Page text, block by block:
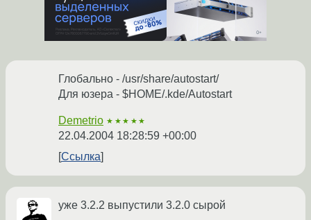
Глобально - /usr/share/autostart/
Для юзера - $HOME/.kde/Autostart
Demetrio ★★★★★
22.04.2004 18:28:59 +00:00
Ссылка
уже 3.2.2 выпустили 3.2.0 сырой